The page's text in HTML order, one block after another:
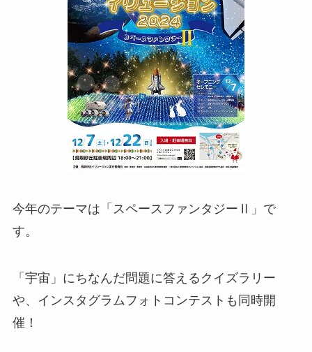
今年のテーマは「スペースファンタジーⅡ」で
す。
「宇宙」にちなんだ問題に答えるクイズラリー
や、インスタグラムフォトコンテストも同時開
催！